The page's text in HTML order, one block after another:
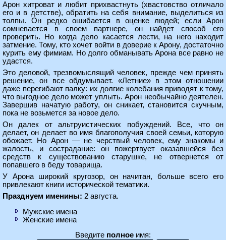
Арон хитроват и любит прихвастнуть (хвастовство отличало
его и в детстве), обратить на себя внимание, выделиться из
толпы. Он редко ошибается в оценке людей; если Арон
сомневается в своем партнере, он найдет способ его
проверить. Но когда дело касается лести, на него находит
затмение. Тому, кто хочет войти в доверие к Арону, достаточно
курить ему фимиам. Но долго обманывать Арона все равно не
удастся.
Это деловой, трезвомыслящий человек, прежде чем принять
решение, он все обдумывает. «Летние» в этом отношении
даже перегибают палку: их долгие колебания приводят к тому,
что выгодное дело может уплыть. Арон необычайно деятелен.
Завершив начатую работу, он сникает, становится скучным,
пока не возьмется за новое дело.
Он далек от альтруистических побуждений. Все, что он
делает, он делает во имя благополучия своей семьи, которую
обожает. Но Арон — не черствый человек, ему знакомы и
жалость, и сострадание: он пожертвует оказавшейся без
средств к существованию старушке, не отвернется от
попавшего в беду товарища.
У Арона широкий кругозор, он начитан, больше всего его
привлекают книги исторической тематики.
Празднуем именины: 2 августа.
Мужские имена
Женские имена
Введите полное имя: